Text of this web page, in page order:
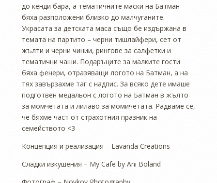
до кенди бара, а тематичните маски на Батман
бяха разположени близко до малчуганите.
Украсата за детската маса също бе издържана в
темата на партито – черни тишлайфери, сет от
жълти и черни чинии, рингове за салфетки и
тематични чаши. Подаръците за малките гости
бяха фенери, отразяващи логото на Батман, а на
тях завързахме таг с надпис. За всяко дете имаше
подготвен медальон с логото на Батман в жълто
за момчетата и лилаво за момичетата. Радваме се,
че бяхме част от страхотния празник на
семейството <3
Концепция и реализация – Lavanda Creations
Сладки изкушения – My Cafe by Ani Boland